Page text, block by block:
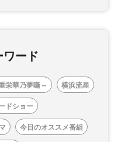
ード
栄華乃夢噺～
横浜流星
ドショー
今日のオススメ番組